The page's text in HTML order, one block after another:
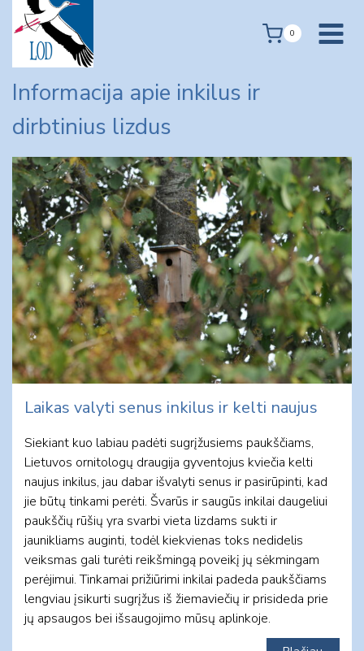
content
0
Informacija apie inkilus ir
dirbtinius lizdus
Laikas valyti senus inkilus ir kelti naujus
Siekiant kuo labiau padėti sugrįžusiems paukščiams,
Lietuvos ornitologų draugija gyventojus kviečia kelti
naujus inkilus, jau dabar išvalyti senus ir pasirūpinti, kad
jie būtų tinkami perėti. Švarūs ir saugūs inkilai daugeliui
paukščių rūšių yra svarbi vieta lizdams sukti ir
jaunikliams auginti, todėl kiekvienas toks nedidelis
veiksmas gali turėti reikšmingą poveikį jų sėkmingam
perėjimui. Tinkamai prižiūrimi inkilai padeda paukščiams
lengviau įsikurti sugrįžus iš žiemaviečių ir prisideda prie
jų apsaugos bei išsaugojimo mūsų aplinkoje.